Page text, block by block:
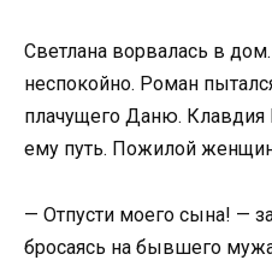
Светлана ворвалась в
неспокойно. Роман
плачущего Даню. Клавдия
ему путь. Пожилой
— Отпусти моего сына! —
бросаясь на бывшего